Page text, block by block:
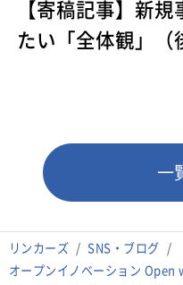
リンカーズ
SNS・ブログ
オープンイノベーション
【寄稿記事】新
たい「全体観」（
一